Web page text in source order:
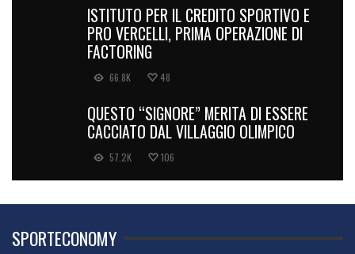
ISTITUTO PER IL CREDITO SPORTIVO E
PRO VERCELLI, PRIMA OPERAZIONE DI
FACTORING
66.8K 48
QUESTO “SIGNORE” MERITA DI ESSERE
CACCIATO DAL VILLAGGIO OLIMPICO
57.2K 106
SPORTECONOMY